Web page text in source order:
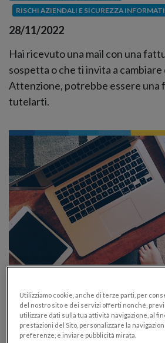
RISCHI AZIENDALI E SICUREZZA
28/11/2022
Hai ricevuto una mail con una
sospetta o che ti invita a cambiare
Attenzione, potrebbe essere una
tutelarti.
lavoro autonomo
d’acconto quando si
FATTURAZIONE NOTA SPESE E RIMBORSI
Utilizziamo cookie, anche di terze parti, per
del nostro sito e dei servizi offerti nonché,
utilizzare dati sulla tua attività navigazione, al
prestazioni del Sito, personalizzare la
preferenze, e inviare pubblicità mirata.